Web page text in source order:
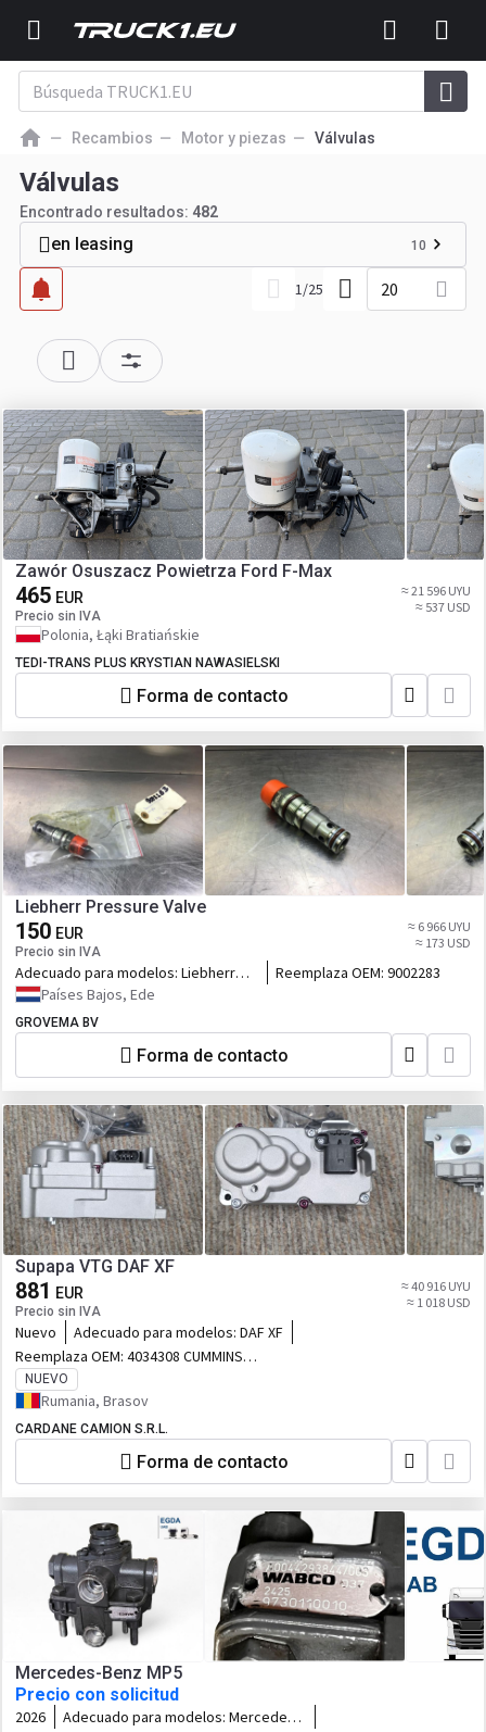
Recambios Motor y piezas Válvulas
Válvulas
Encontrado resultados: 482
en leasing 10
1/25 20
Zawór Osuszacz Powietrza Ford F-Max
465 EUR
Precio sin IVA
≈ 21 596 UYU
≈ 537 USD
Polonia, Łąki Bratiańskie
TEDI-TRANS PLUS KRYSTIAN NAWASIELSKI
Forma de contacto
Liebherr Pressure Valve
150 EUR
Precio sin IVA
≈ 6 966 UYU
≈ 173 USD
Adecuado para modelos: Liebherr
R926 COMP / R926 K-LC / R922 Li /
SLC / R922 XLC / R926 CL / R926 NLC /
R926 SLC / R926 WLC / R906 C
Reemplaza OEM: 9002283
Países Bajos, Ede
GROVEMA BV
Forma de contacto
Supapa VTG DAF XF
881 EUR
Precio sin IVA
≈ 40 916 UYU
≈ 1 018 USD
Nuevo Adecuado para modelos: DAF XF
Reemplaza OEM: 4034308 CUMMINS
4034393 CUMMINS 5328085 CUMMINS
5452655 CUMMINS 5452691 CUMMINS
549604600H CUMMINS 5496046RX
CUMMINS 560345600H CUMMINS 5603776
CUMMINS 1707970 DAF 1711106 DAF
1714964 DAF 1721136 DAF 2296204 DAF
2348173 DAF 0004.096.533 SOLARIS
NUEVO
Rumania, Brasov
CARDANE CAMION S.R.L.
Forma de contacto
Mercedes-Benz MP5
Precio con solicitud
2026 Adecuado para modelos: Mercedes-